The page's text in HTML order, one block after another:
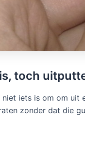
toch
iets is om om uit
zonder dat die